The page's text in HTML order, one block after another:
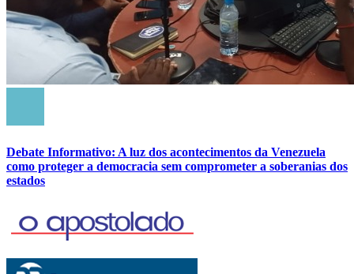
Debate Informativo: A luz dos acontecimentos da Venezuela
como proteger a democracia sem comprometer a soberanias dos
estados